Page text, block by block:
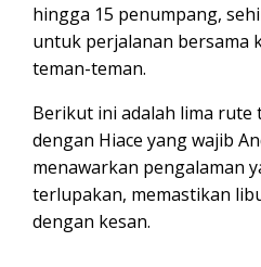
hingga 15 penumpang,
untuk perjalanan bersama
teman-teman.
Berikut ini adalah lima rute
dengan Hiace yang wajib
menawarkan pengalaman
terlupakan, memastikan
dengan kesan.